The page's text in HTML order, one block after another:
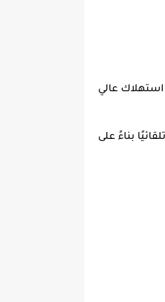
عالي
بناءً على